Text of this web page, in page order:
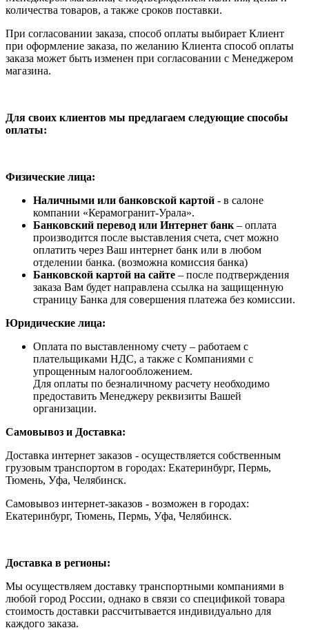
количества товаров, а также сроков поставки.
При согласовании заказа, способ оплаты выбирает Клиент
при оформление заказа, по желанию Клиента способ оплаты
заказа может быть изменен при согласовании с Менеджером
магазина.
Для своих клиентов мы предлагаем следующие способы
оплаты:
Физические лица:
Наличными или банковской картой - в салоне
компании «Керамогранит-Урала».
Банковский перевод или Интернет банк – оплата
производится после выставления счета, счет можно
оплатить через Ваш интернет банк или в любом
отделении банка. (возможна комиссия банка)
Банковской картой на сайте – после подтверждения
заказа Вам будет направлена ссылка на защищенную
страницу Банка для совершения платежа без комиссии.
Юридические лица:
Оплата по выставленному счету – работаем с
плательщиками НДС, а также с Компаниями с
упрощенным налогообложением.
Для оплаты по безналичному расчету необходимо
предоставить Менеджеру реквизиты Вашей
организации.
Самовывоз и Доставка:
Доставка интернет заказов - осуществляется собственным
грузовым транспортом в городах: Екатеринбург, Пермь,
Тюмень, Уфа, Челябинск.
Самовывоз интернет-заказов - возможен в городах:
Екатеринбург, Тюмень, Пермь, Уфа, Челябинск.
Доставка в регионы:
Мы осуществляем доставку транспортными компаниями в
любой город России, однако в связи со спецификой товара
стоимость доставки рассчитывается индивидуально для
каждого заказа.